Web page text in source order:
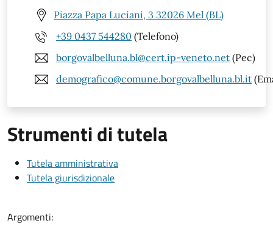
Piazza Papa Luciani, 3 32026 Mel (BL)
+39 0437 544280 (Telefono)
borgovalbelluna.bl@cert.ip-veneto.net (Pec)
demografico@comune.borgovalbelluna.bl.it
Strumenti di tutela
Tutela amministrativa
Tutela giurisdizionale
Argomenti: